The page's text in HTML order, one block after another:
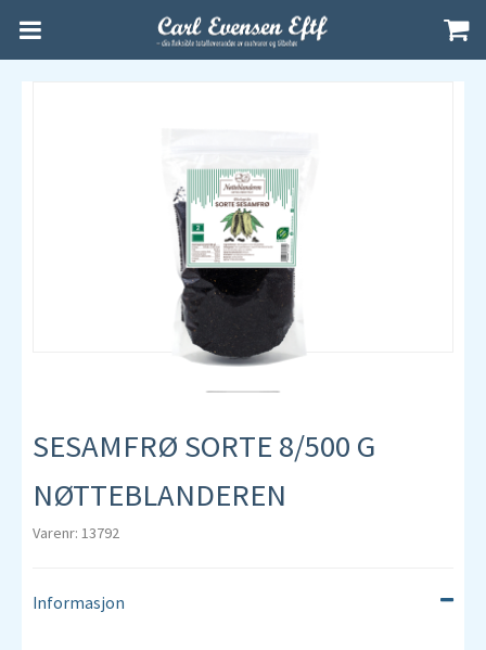
SESAMFRØ SORTE 8/500 G
NØTTEBLANDEREN
Varenr: 13792
Informasjon